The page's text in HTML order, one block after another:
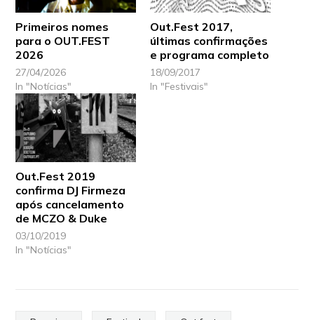
Primeiros nomes
para o OUT.FEST
2026
27/04/2026
In "Notícias"
Out.Fest 2017,
últimas confirmações
e programa completo
18/09/2017
In "Festivais"
Out.Fest 2019
confirma DJ Firmeza
após cancelamento
de MCZO & Duke
03/10/2019
In "Notícias"